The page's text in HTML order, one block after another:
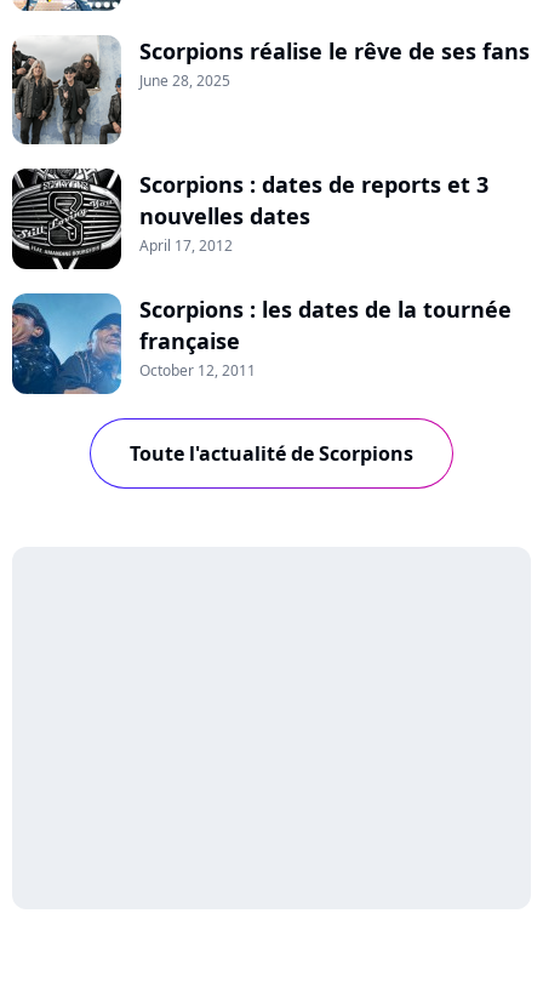
Scorpions réalise le rêve de ses fans
June 28, 2025
Scorpions : dates de reports et 3
nouvelles dates
April 17, 2012
Scorpions : les dates de la tournée
française
October 12, 2011
Toute l'actualité de Scorpions